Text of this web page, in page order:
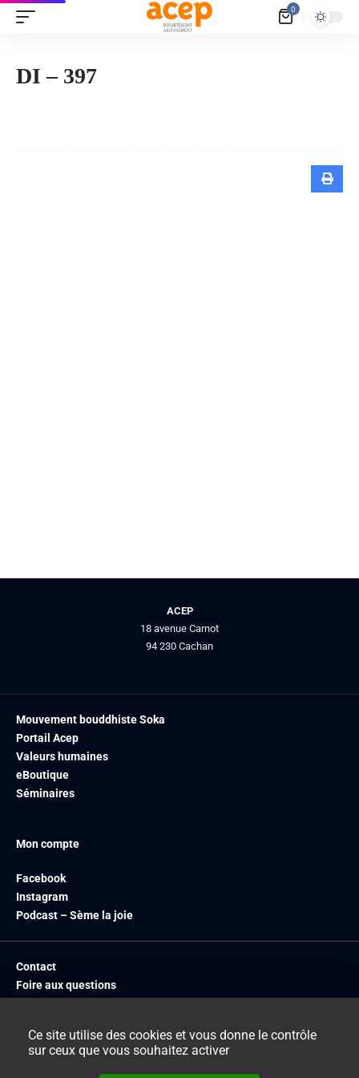
0
DI – 397
ACEP
18 avenue Carnot
94 230 Cachan
Mouvement bouddhiste Soka
Portail Acep
Valeurs humaines
eBoutique
Séminaires
Mon compte
Facebook
Instagram
Podcast – Sème la joie
Contact
Foire aux questions
CGV
Panneau de gestion des cookies
Ce site utilise des cookies et vous donne le contrôle
sur ceux que vous souhaitez activer